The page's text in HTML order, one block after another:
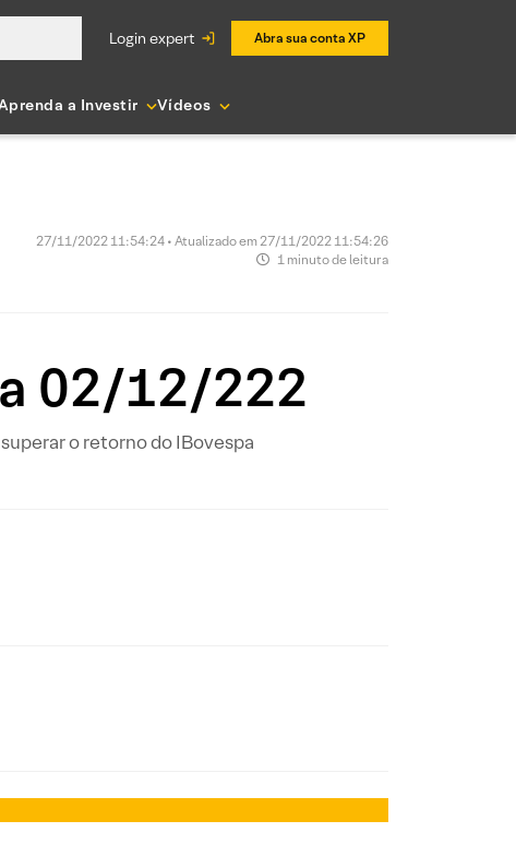
login expert Abra sua conta XP
a Investir Vídeos
27/11/2022 11:54:24 • Atualizado em 27/11/2022 11:54:26
1 minuto de leitura
02/12/222
o retorno do IBovespa